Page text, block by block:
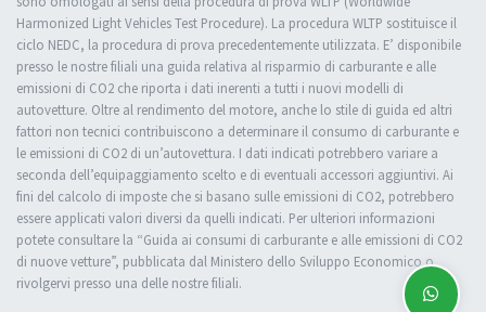
Harmonized Light Vehicles Test Procedure). La procedura WLTP sostituisce il
ciclo NEDC, la procedura di prova precedentemente utilizzata. E’ disponibile
presso le nostre filiali una guida relativa al risparmio di carburante e alle
emissioni di CO2 che riporta i dati inerenti a tutti i nuovi modelli di
autovetture. Oltre al rendimento del motore, anche lo stile di guida ed altri
fattori non tecnici contribuiscono a determinare il consumo di carburante e
le emissioni di CO2 di un’autovettura. I dati indicati potrebbero variare a
seconda dell’equipaggiamento scelto e di eventuali accessori aggiuntivi. Ai
fini del calcolo di imposte che si basano sulle emissioni di CO2, potrebbero
essere applicati valori diversi da quelli indicati. Per ulteriori informazioni
potete consultare la “Guida ai consumi di carburante e alle emissioni di CO2
di nuove vetture”, pubblicata dal Ministero dello Sviluppo Economico o
rivolgervi presso una delle nostre filiali.